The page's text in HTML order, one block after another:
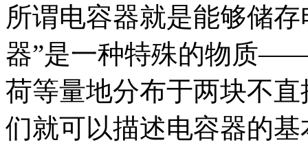
所谓电容器就是能够储
器”是一种特殊的物质
荷等量地分布于两块不
们就可以描述电容器的